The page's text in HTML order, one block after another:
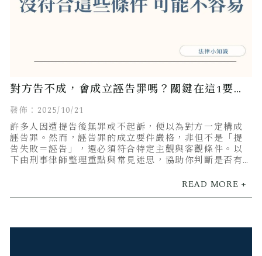
對方告不成，會成立誣告罪嗎？關鍵在這1要
件，律師白話分析！
發佈：2025/10/21
許多人因遭提告後無罪或不起訴，便以為對方一定構成
誣告罪。然而，誣告罪的成立要件嚴格，非但不是「提
告失敗＝誣告」，還必須符合特定主觀與客觀條件。以
下由刑事律師整理重點與常見迷思，協助你判斷是否有